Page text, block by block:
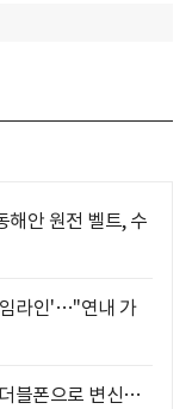
안 원전 벨트, 수
라인'…"연내 가
블폰으로 변신…